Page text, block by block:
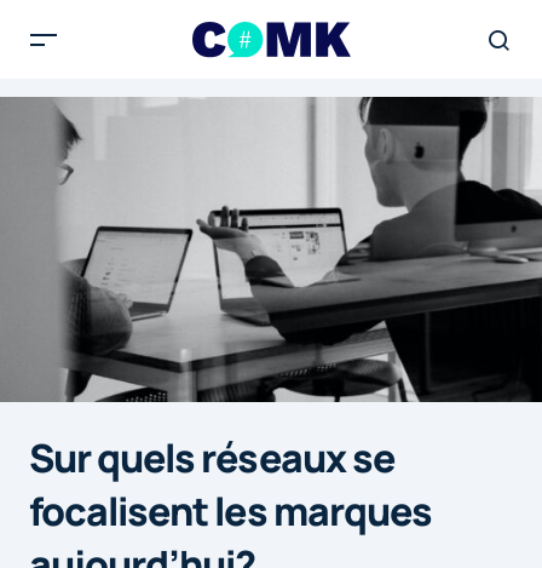
Sur quels réseaux se
focalisent les marques